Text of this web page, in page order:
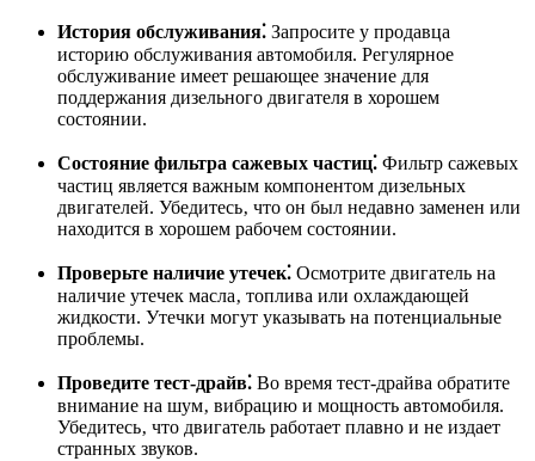
История обслуживания⁚ Запросите у продавца
историю обслуживания автомобиля. Регулярное
обслуживание имеет решающее значение для
поддержания дизельного двигателя в хорошем
состоянии.
Состояние фильтра сажевых частиц⁚ Фильтр сажевых
частиц является важным компонентом дизельных
двигателей. Убедитесь‚ что он был недавно заменен или
находится в хорошем рабочем состоянии.
Проверьте наличие утечек⁚ Осмотрите двигатель на
наличие утечек масла‚ топлива или охлаждающей
жидкости. Утечки могут указывать на потенциальные
проблемы.
Проведите тест-драйв⁚ Во время тест-драйва обратите
внимание на шум‚ вибрацию и мощность автомобиля.
Убедитесь‚ что двигатель работает плавно и не издает
странных звуков.